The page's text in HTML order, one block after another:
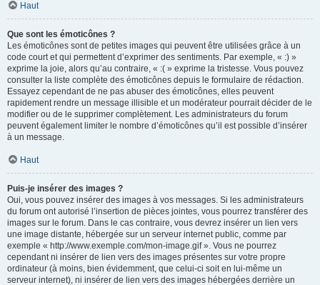
Haut
Que sont les émoticônes ?
Les émoticônes sont de petites images qui peuvent être utilisées grâce à un
code court et qui permettent d’exprimer des sentiments. Par exemple, « :) »
exprime la joie, alors qu’au contraire, « :( » exprime la tristesse. Vous pouvez
consulter la liste complète des émoticônes depuis le formulaire de rédaction.
Essayez cependant de ne pas abuser des émoticônes, elles peuvent
rapidement rendre un message illisible et un modérateur pourrait décider de le
modifier ou de le supprimer complètement. Les administrateurs du forum
peuvent également limiter le nombre d’émoticônes qu’il est possible d’insérer
à un message.
Haut
Puis-je insérer des images ?
Oui, vous pouvez insérer des images à vos messages. Si les administrateurs
du forum ont autorisé l’insertion de pièces jointes, vous pourrez transférer des
images sur le forum. Dans le cas contraire, vous devrez insérer un lien vers
une image distante, hébergée sur un serveur internet public, comme par
exemple « http://www.exemple.com/mon-image.gif ». Vous ne pourrez
cependant ni insérer de lien vers des images présentes sur votre propre
ordinateur (à moins, bien évidemment, que celui-ci soit en lui-même un
serveur internet), ni insérer de lien vers des images hébergées derrière un